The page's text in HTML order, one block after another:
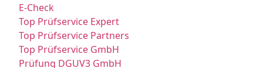
E-Check
Top Prüfservice Expert
Top Prüfservice Partners
Top Prüfservice GmbH
Prüfung DGUV3 GmbH